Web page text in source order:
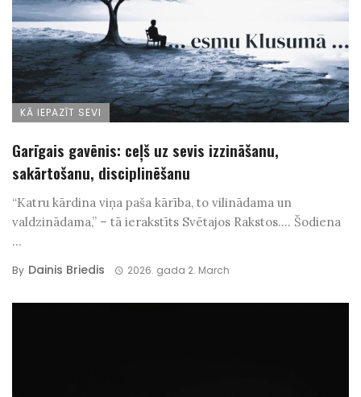
KĀ IEPAZĪT SEVI
Garīgais gavēnis: ceļš uz sevis izzināšanu,
sakārtošanu, disciplinēšanu
“Katru kārdina viņa paša kārība, to vilinādama un
valdzinādama,” – tā ierakstīts Svētajos Rakstos…. Šodiena
...
By Dainis Briedis 2026. gada 2. March